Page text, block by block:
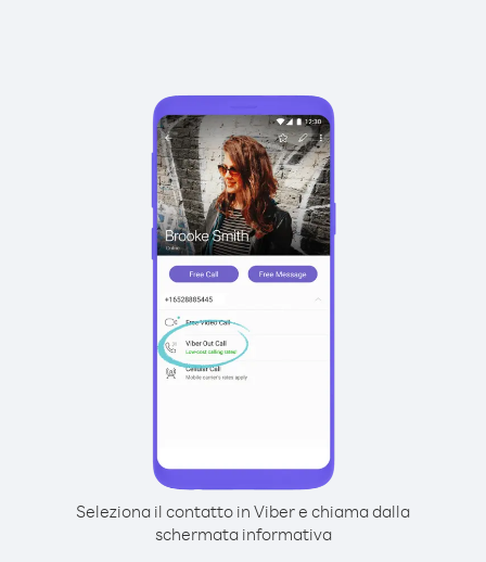
Seleziona il contatto in Viber e chiama dalla
schermata informativa